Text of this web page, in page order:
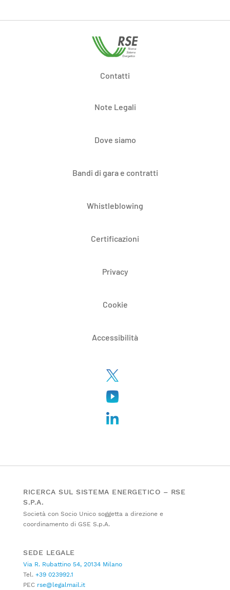
Contatti
Note Legali
Dove siamo
Bandi di gara e contratti
Whistleblowing
Certificazioni
Privacy
Cookie
Accessibilità
RICERCA SUL SISTEMA ENERGETICO – RSE
S.P.A.
Società con Socio Unico soggetta a direzione e
coordinamento di GSE S.p.A.
SEDE LEGALE
Via R. Rubattino 54, 20134 Milano
Tel. +39 023992.1
PEC rse@legalmail.it